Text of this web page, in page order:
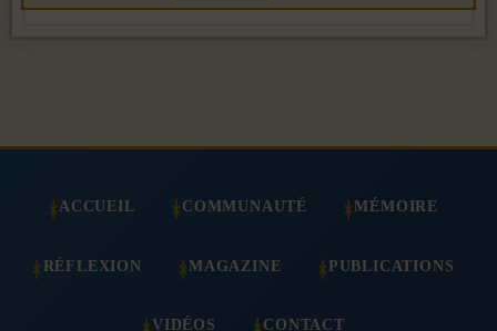
ACCUEIL COMMUNAUTÉ MÉMOIRE
RÉFLEXION MAGAZINE PUBLICATIONS
VIDÉOS CONTACT